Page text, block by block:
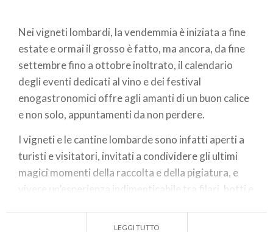
Nei vigneti lombardi, la vendemmia è iniziata a fine
estate e ormai il grosso è fatto, ma ancora, da fine
settembre fino a ottobre inoltrato, il calendario
degli eventi dedicati al vino e dei festival
enogastronomici offre agli amanti di un buon calice
e non solo, appuntamenti da non perdere.
I vigneti e le cantine lombarde sono infatti aperti a
turisti e visitatori, invitati a condividere gli ultimi
magici momenti della raccolta e della pigiatura, e
vivere un’esperienza indimenticabile tra filari, botti e
LEGGI TUTTO